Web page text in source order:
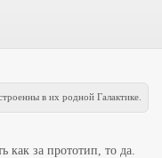
в их родной Галактике.
как за прототип, то да.